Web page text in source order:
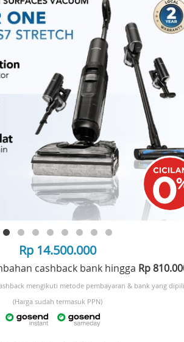
Rp 14.500.000
cashback bank hingga Rp
mengikuti metode pembayaran & bank yang
(Harga sudah termasuk PPN)